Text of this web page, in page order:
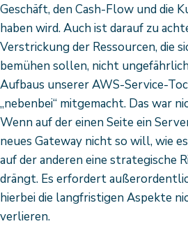
Geschäft, den Cash-Flow und die
haben wird. Auch ist darauf zu
Verstrickung der Ressourcen, die
bemühen sollen, nicht
Aufbaus unserer AWS-Service-
„nebenbei“ mitgemacht. Das war
Wenn auf der einen Seite ein
neues Gateway nicht so will, wie
auf der anderen eine strategische
drängt. Es erfordert
hierbei die langfristigen Aspekte
verlieren.